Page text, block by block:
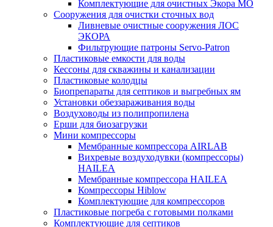
Комплектующие для очистных Экора МО
Сооружения для очистки сточных вод
Ливневые очистные сооружения ЛОС
ЭКОРА
Фильтрующие патроны Servo-Patron
Пластиковые емкости для воды
Кессоны для скважины и канализации
Пластиковые колодцы
Биопрепараты для септиков и выгребных ям
Установки обеззараживания воды
Воздуховоды из полипропилена
Ерши для биозагрузки
Мини компрессоры
Мембранные компрессора AIRLAB
Вихревые воздуходувки (компрессоры)
HAILEA
Мембранные компрессора HAILEA
Компрессоры Hiblow
Комплектующие для компрессоров
Пластиковые погреба с готовыми полками
Комплектующие для септиков